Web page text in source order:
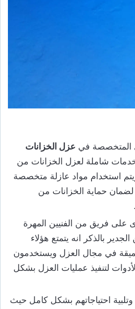
المتخصصة في عزل الخزانات
شاملة لعزل الخزانات من
استخدام مواد عازلة متخصصة
حماية الخزانات من
على فريق من الفنيين المهرة
بالذكر انه يتمتع هؤلاء
في مجال العزل ويستخدمون
لتنفيذ عمليات العزل بشكل
وتلبية احتياجاتهم بشكل كامل حيث